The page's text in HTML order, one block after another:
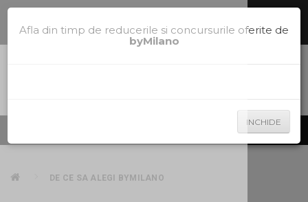
potrivita pe
la0785.700.600
DE CE SA ALEGI BYMILANO
Afla din timp de reducerile si concursurile oferite de
byMilano
INCHIDE